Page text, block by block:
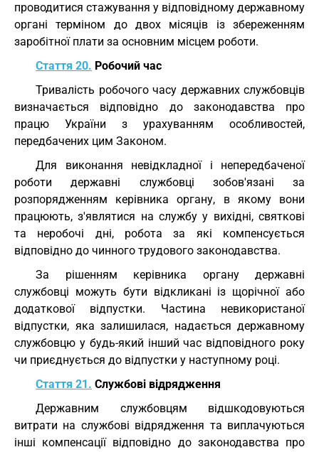
проводитися стажування у відповідному державному
органі терміном до двох місяців із збереженням
заробітної плати за основним місцем роботи.
Стаття 20. Робочий час
Тривалість робочого часу державних службовців
визначається відповідно до законодавства про
працю України з урахуванням особливостей,
передбачених цим Законом.
Для виконання невідкладної і непередбаченої
роботи державні службовці зобов'язані за
розпорядженням керівника органу, в якому вони
працюють, з'являтися на службу у вихідні, святкові
та неробочі дні, робота за які компенсується
відповідно до чинного трудового законодавства.
За рішенням керівника органу державні
службовці можуть бути відкликані із щорічної або
додаткової відпустки. Частина невикористаної
відпустки, яка залишилася, надається державному
службовцю у будь-який інший час відповідного року
чи приєднується до відпустки у наступному році.
Стаття 21. Службові відрядження
Державним службовцям відшкодовуються
витрати на службові відрядження та виплачуються
інші компенсації відповідно до законодавства про